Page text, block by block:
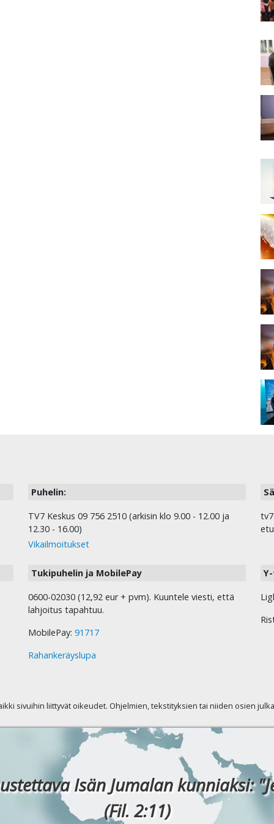
Puhelin:
TV7 Keskus 09 756 2510 (arkisin klo 9.00 - 12.00 ja
12.30 - 16.00)
Vikailmoitukset
Tukipuhelin ja MobilePay
0600-02030 (12,92 eur + pvm). Kuuntele viesti, että
lahjoitus tapahtuu.
MobilePay: 91717
Rahankeräyslupa
sivuihin liittyvät oikeudet. Ohjelmien, tekstityksien tai niiden osien
Isän Jumalan kunniaksi:
(Fil. 2:11)